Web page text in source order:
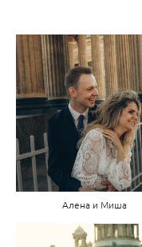
Алена и Миша